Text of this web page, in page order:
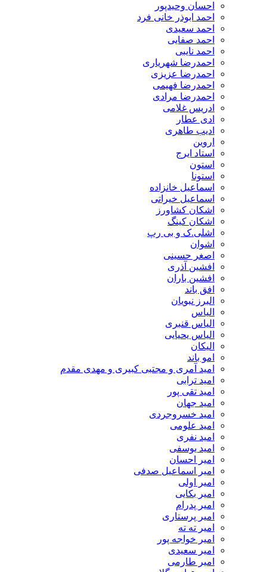
احسان وحیدپور
احمد ابوذر خانی فرد
احمد سعیدی
احمد صفایی
احمد نایبی
احمدرضا شهریاری
احمدرضا عزیزی
احمدرضا فهیمی
احمدرضا مرادی
ادریس غلامی
ادی عطار
ادیب طاهری
استاد ایرج
اسماعیل خانزاده
اسماعیل خیراتی
اشکان کشاورز
اشکان کینگ
اشلی.ک و بی رپ
اصغر حسینی
افشین آذری
افشین باران
افق باند
البرز نبویان
الیاس قنبرى
الیاس یحیایی
امو باند
امید آمری و مجتبی کبیری و مهدى مقدم
امید ترابی
امید تقی پور
امید جهان
امید خسروجردی
امید علومی
امید نفری
امید یوسفی
امیر احسان
امیر اسماعیل صدفی
امیر اولی
امیر بکایی
امیر پدرام
امیر پرستاری
امیر ته ته
امیر خواجه پور
امیر سعیدی
امیر طارمی